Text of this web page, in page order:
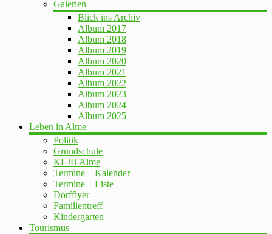
Galerien
Blick ins Archiv
Album 2017
Album 2018
Album 2019
Album 2020
Album 2021
Album 2022
Album 2023
Album 2024
Album 2025
Leben in Alme
Politik
Grundschule
KLJB Alme
Termine – Kalender
Termine – Liste
Dorfflyer
Familientreff
Kindergarten
Tourismus